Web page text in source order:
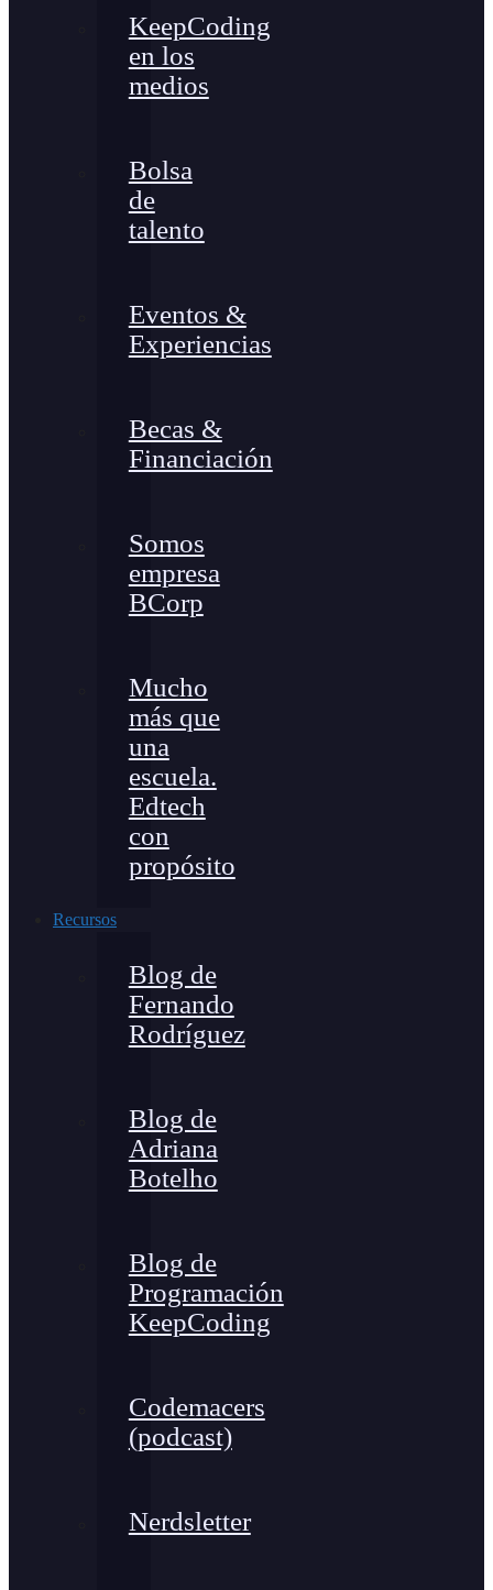
KeepCoding
en los
medios
Bolsa
de
talento
Eventos &
Experiencias
Becas &
Financiación
Somos
empresa
BCorp
Mucho
más que
una
escuela.
Edtech
con
propósito
Recursos
Blog de
Fernando
Rodríguez
Blog de
Adriana
Botelho
Blog de
Programación
KeepCoding
Codemacers
(podcast)
Nerdsletter